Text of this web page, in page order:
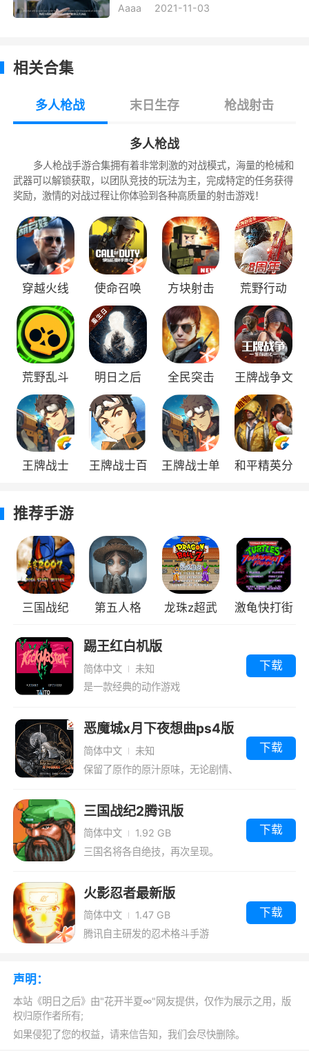
些变动，也让南希市战场的局势变得更加诡谲而
生存小贴士3
西部，在幸存者心中一直是重度感染和荒无
人烟的象征。然而在商队外出搜索物资的过程
中，一个神秘的西部小镇出现在商队眼前。更令
人不安的是——在共治政府记录的地图中，这里
出现在大众眼前……
在5月9日的抢先体验服中，各位幸存者将有
机会一探究竟。以下是目前商队幸存者收集的一
些前线情报。
不过，不要被这片土地的美景而愚弄了。错
综复杂的势力火拼、野蛮直白的当地习俗、野性
难驯的马群、火车物资的激烈争夺、潜伏在阴影
中的不明怪物……
在充满谜团、暴徒和其他未曾设想过的……
感染危机面前，你能活着逃出这个小镇吗?
不完全剧透完毕，更多新家具，狗子新品种
时间了解到新爆料。
战斗玩法
玩家在这里面不仅需要生存还需要战斗，战
斗的目标有僵尸，有感染物以及其他居心不良的
样就可以成立自己的势力，不会被其他玩家欺
负。
可以选择在游戏中善于战斗，建造，采摘等等，
这些都取决于自己的天赋点，一个团队中的玩
家，最好是选择不同的长处，这样才能更大的发
宠物狗选择
进入快乐101营地，可以找的小爪子，那就
是训练员，进入后可以看到有家门犬、搜索犬、
负重犬。
1、看家犬
话会进行提示，到了中期之后还是很有用，前期
家里物品比较少。
如果你新币多，可以让它帮你看家哦。
Aaaa 2021-11-03
相关合集
多人枪战 末日生存 枪战射击
多人枪战
多人枪战手游合集拥有着非常刺激的对战模式，海量的枪械和
武器可以解锁获取，以团队竞技的玩法为主，完成特定的任务获得
奖励，激情的对战过程让你体验到各种高质量的射击游戏！
穿越火线 使命召唤 方块射击 荒野行动
荒野乱斗 明日之后 全民突击
王牌战争文
明重启
王牌战士
王牌战士百
王牌战士单
和平精英分
推荐手游
三国战纪
2007旧版
第五人格
龙珠z超武
激龟快打街
踢王红白机版
简体中文
未知
是一款经典的动作游戏
下载
恶魔城x月下夜想曲ps4版
简体中文
未知
保留了原作的原汁原味，无论剧情、
下载
三国战纪2腾讯版
简体中文
1.92 GB
三国名将各自绝技，再次呈现。
下载
火影忍者最新版
简体中文
1.47 GB
腾讯自主研发的忍术格斗手游
下载
声明：
本站《明日之后》由"花开半夏∞"网友提供，仅作为展示之用，版
权归原作者所有;
如果侵犯了您的权益，请来信告知，我们会尽快删除。